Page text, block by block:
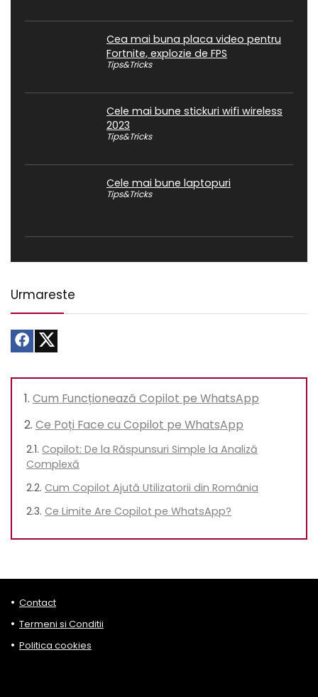
Cea mai buna placa video pentru
Fortnite, explozie de FPS
Tips&Tricks
Cele mai bune stickuri wifi wireless
2023
Tips&Tricks
Cele mai bune laptopuri
Tips&Tricks
Urmareste
Cum Funcționează Copilot pe WhatsApp
Ce Poți Face cu Copilot pe WhatsApp
Copilot: De la Răspunsuri Simple la Analiză
Complexă
Cum Copilot Ajută Utilizatorii din România
Ce Limite Are Copilot pe WhatsApp?
Contact
Termeni si Conditii
Politica cookies